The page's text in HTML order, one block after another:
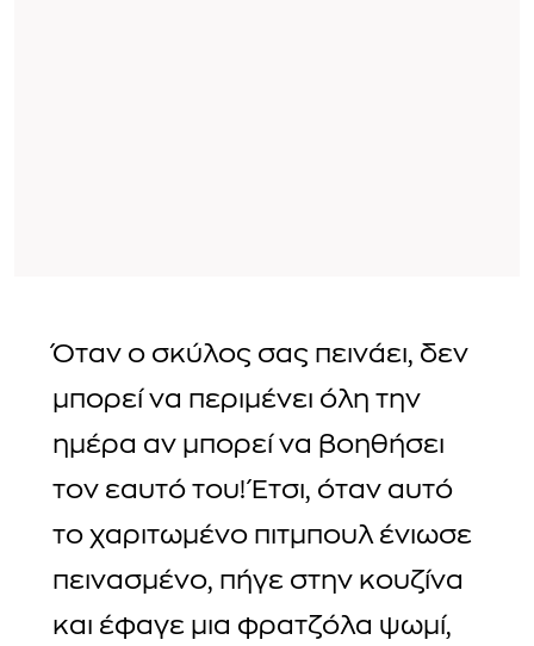
Όταν ο σκύλος σας πεινάει, δεν
μπορεί να περιμένει όλη την
ημέρα αν μπορεί να βοηθήσει
τον εαυτό του! Έτσι, όταν αυτό
το χαριτωμένο πιτμπουλ ένιωσε
πεινασμένο, πήγε στην κουζίνα
και έφαγε μια φρατζόλα ψωμί,